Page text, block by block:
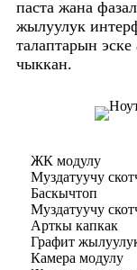
паста жана
жылуулук
талаптарын
чыккан.
ЖК модулу
Муздатуучу
Баскычтоп
Муздатуучу
Арткы капкак
Графит
Камера модулу